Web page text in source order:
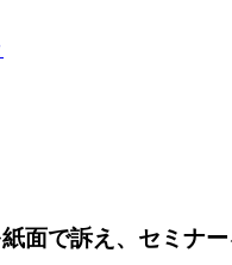
面で訴え、セミナ